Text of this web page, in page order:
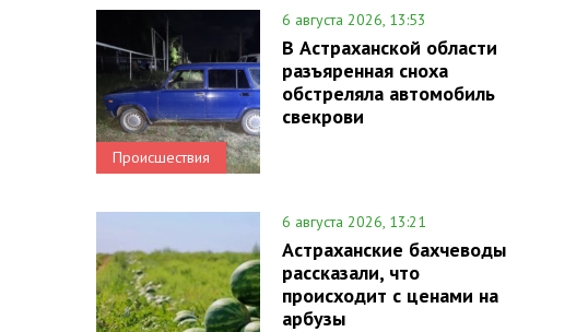
Происшествия
6 августа 2026, 13:53
В Астраханской области
разъяренная сноха
обстреляла автомобиль
свекрови
6 августа 2026, 13:21
Астраханские бахчеводы
рассказали, что
происходит с ценами на
арбузы